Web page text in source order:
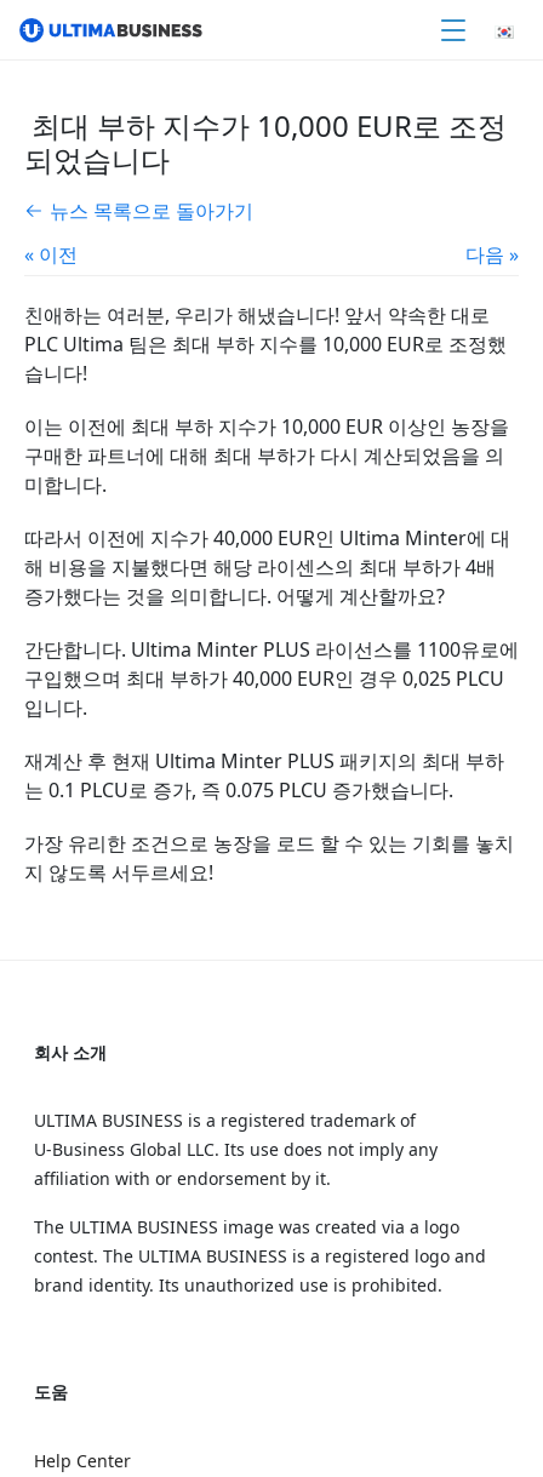
최대 부하 지수가 10,000 EUR로 조정
되었습니다
뉴스 목록으로 돌아가기
« 이전
다음 »
친애하는 여러분, 우리가 해냈습니다! 앞서 약속한 대로
PLC Ultima 팀은 최대 부하 지수를 10,000 EUR로 조정했
습니다!
이는 이전에 최대 부하 지수가 10,000 EUR 이상인 농장을
구매한 파트너에 대해 최대 부하가 다시 계산되었음을 의
미합니다.
따라서 이전에 지수가 40,000 EUR인 Ultima Minter에 대
해 비용을 지불했다면 해당 라이센스의 최대 부하가 4배
증가했다는 것을 의미합니다. 어떻게 계산할까요?
간단합니다. Ultima Minter PLUS 라이선스를 1100유로에
구입했으며 최대 부하가 40,000 EUR인 경우 0,025 PLCU
입니다.
재계산 후 현재 Ultima Minter PLUS 패키지의 최대 부하
는 0.1 PLCU로 증가, 즉 0.075 PLCU 증가했습니다.
가장 유리한 조건으로 농장을 로드 할 수 있는 기회를 놓치
지 않도록 서두르세요!
회사 소개
ULTIMA BUSINESS is a registered trademark of
U‑Business Global LLC. Its use does not imply any
affiliation with or endorsement by it.
The ULTIMA BUSINESS image was created via a logo
contest. The ULTIMA BUSINESS is a registered logo and
brand identity. Its unauthorized use is prohibited.
도움
Help Center